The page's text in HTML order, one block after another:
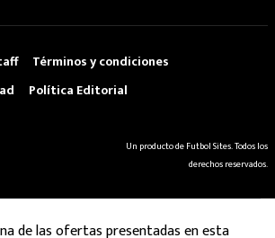
Términos y condiciones
Política Editorial
Un producto de Futbol Sites. Todos los
derechos reservados.
de las ofertas presentadas en esta